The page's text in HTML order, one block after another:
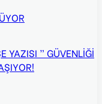
YAZISI ” GÜVENLİĞİ